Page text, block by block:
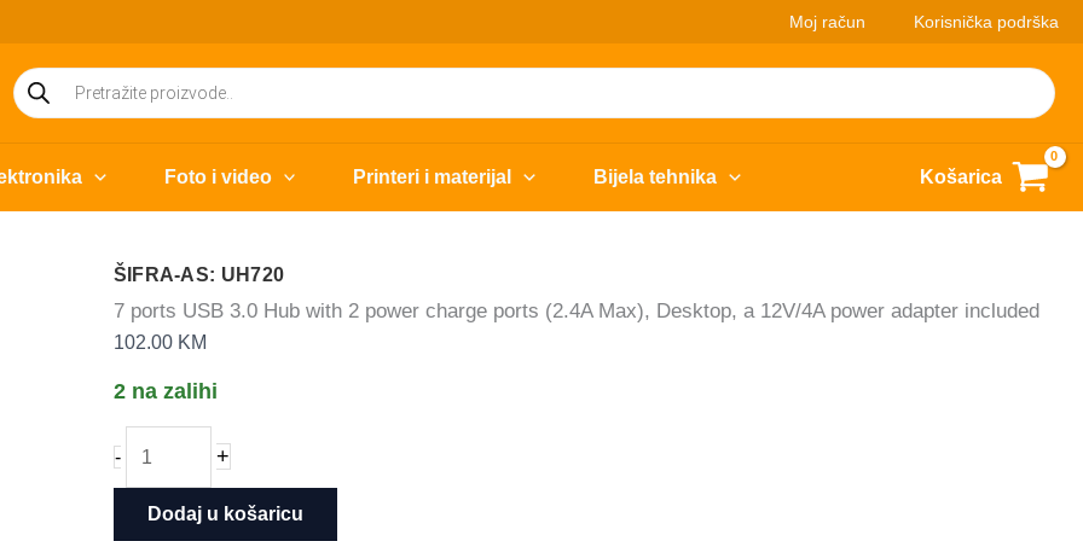
Moj račun Korisnička podrška
Products
search
Foto i video Printeri i materijal Bijela tehnika Košarica
ŠIFRA-AS: UH720
7 ports USB 3.0 Hub with 2 power charge ports (2.4A Max), Desktop, a 12V/4A power adapter included
102.00 KM
2 na zalihi
-
ports
+
Dodaj u košaricu